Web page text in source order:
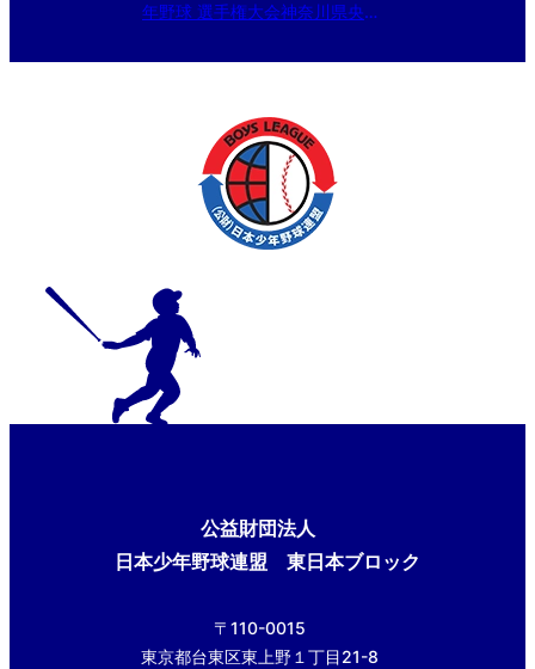
年野球 選手権大会神奈川県央支
公益財団法人
日本少年野球連盟 東日本ブロック
〒110-0015
東京都台東区東上野１丁目21-8